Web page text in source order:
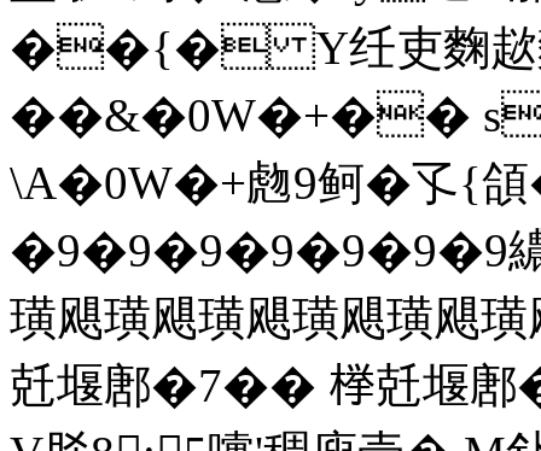
��{� Y纴吏麴趑
��&�0W�+��
\A�0W�+虝9鲄�孓{頜
�9�9�9�9�9�9�9繷
璜飓璜飓璜飓璜飓璜飓
兛堰鄌�7�� 﨔兛堰